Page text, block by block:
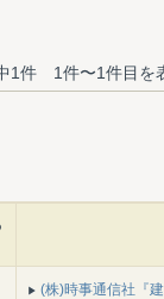
1件 1件〜1件目を
(株)時事通信社『